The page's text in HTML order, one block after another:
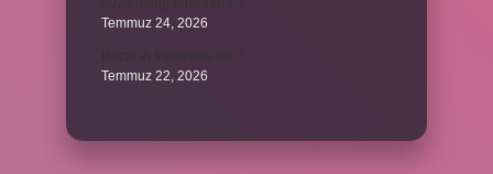
Temmuz 24, 2026
Temmuz 22, 2026